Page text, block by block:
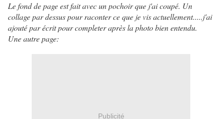
Le fond de page est fait avec un pochoir que j'ai coupé. Un
collage par dessus pour raconter ce que je vis actuellement.....j'ai
ajouté par écrit pour completer après la photo bien entendu.
Une autre page:
Publicité